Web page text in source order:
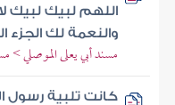
اللهم لبيك لبيك
والنعمة لك الجزء
مسند أبي يعلى الموصلي >
كانت تلبية رسول